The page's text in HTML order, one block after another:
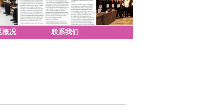
概况 联系我们